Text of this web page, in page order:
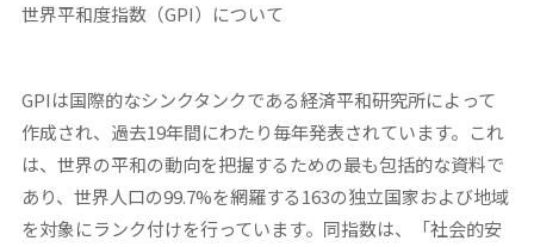
世界平和度指数（GPI）について
GPIは国際的なシンクタンクである経済平和研究所によって
作成され、過去19年間にわたり毎年発表されています。これ
は、世界の平和の動向を把握するための最も包括的な資料で
あり、世界人口の99.7%を網羅する163の独立国家および地域
を対象にランク付けを行っています。同指数は、「社会的安